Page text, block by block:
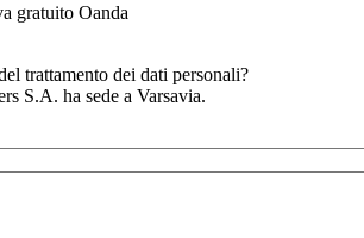
gratuito Oanda
trattamento dei dati personali?
S.A. ha sede a Varsavia.